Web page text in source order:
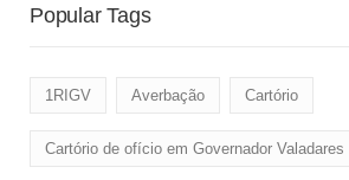
Popular Tags
1RIGV Averbação Cartório
Cartório de ofício em Governador Valadares